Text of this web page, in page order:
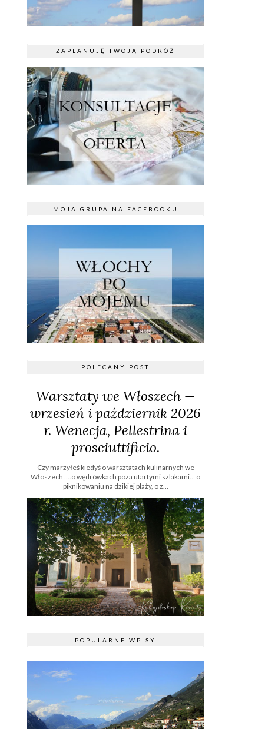
ZAPLANUJĘ TWOJĄ PODRÓŻ
MOJA GRUPA NA FACEBOOKU
POLECANY POST
Warsztaty we Włoszech —
wrzesień i październik 2026
r. Wenecja, Pellestrina i
prosciuttificio.
Czy marzyłeś kiedyś o warsztatach kulinarnych we
Włoszech ....o wędrówkach poza utartymi szlakami… o
piknikowaniu na dzikiej plaży, o z...
POPULARNE WPISY